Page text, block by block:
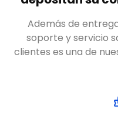
depositan su
Además de
soporte y servicio
clientes es una de